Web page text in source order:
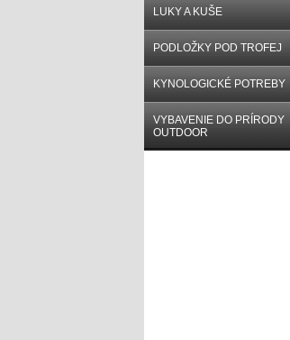
LUKY A KUŠE
PODLOŽKY POD TROFEJ
KYNOLOGICKÉ POTREBY
VYBAVENIE DO PRÍRODY
OUTDOOR